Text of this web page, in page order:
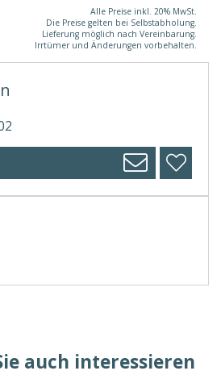
Alle Preise inkl. 20% MwSt.
Die Preise gelten bei Selbstabholung.
Lieferung möglich nach Vereinbarung.
Irrtümer und Änderungen vorbehalten.
auch interessieren